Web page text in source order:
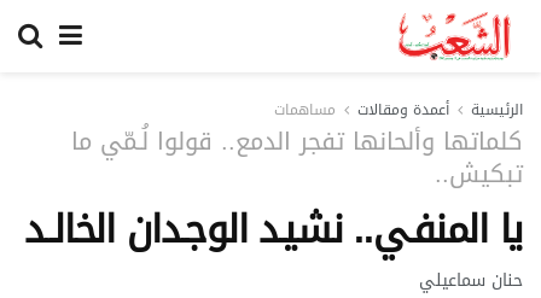
الرئيسية أعمدة ومقالات مساهمات
كلماتها وألحانها تفجر الدمع.. قولوا لُـمّي ما
تبكيش..
يا المنفـي.. نشيـد الوجـدان الخالــد
حنان سماعيلي